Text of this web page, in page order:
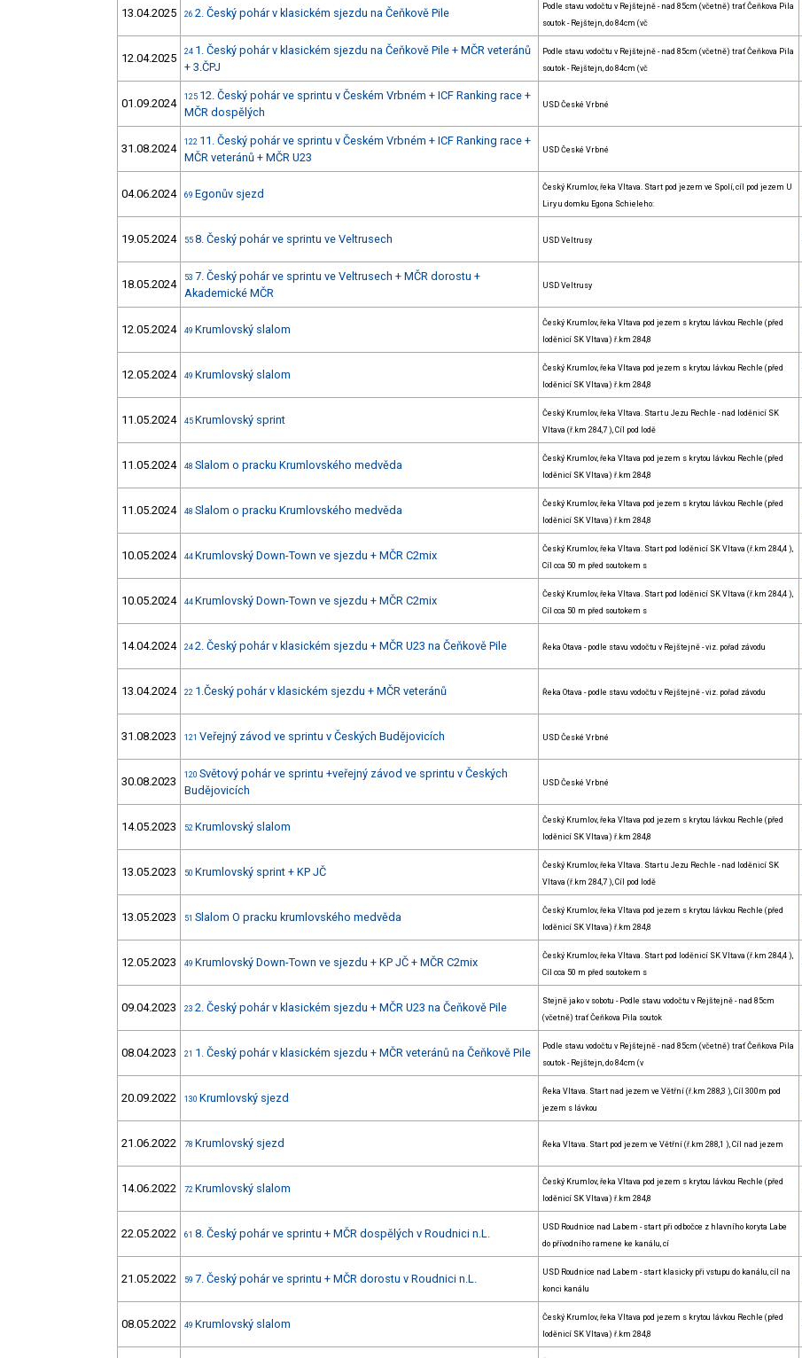
13.04.2025 26 2. Český pohár v klasickém sjezdu na Čeňkově Pile
Podle stavu vodočtu v Rejštejně - nad 85cm (včetně) trať Čeňkova Pila
soutok - Rejštejn, do 84cm (vč
12.04.2025 24 1. Český pohár v klasickém sjezdu na Čeňkově Pile + MČR veteránů
+ 3.ČPJ
Podle stavu vodočtu v Rejštejně - nad 85cm (včetně) trať Čeňkova Pila
soutok - Rejštejn, do 84cm (vč
01.09.2024 125 12. Český pohár ve sprintu v Českém Vrbném + ICF Ranking race +
MČR dospělých
USD České Vrbné
31.08.2024 122 11. Český pohár ve sprintu v Českém Vrbném + ICF Ranking race +
MČR veteránů + MČR U23
USD České Vrbné
04.06.2024 69 Egonův sjezd
Český Krumlov, řeka Vltava. Start pod jezem ve Spolí, cíl pod jezem U
Liry u domku Egona Schieleho:
19.05.2024 55 8. Český pohár ve sprintu ve Veltrusech USD Veltrusy
18.05.2024 53 7. Český pohár ve sprintu ve Veltrusech + MČR dorostu +
Akademické MČR
USD Veltrusy
12.05.2024 49 Krumlovský slalom
Český Krumlov, řeka Vltava pod jezem s krytou lávkou Rechle (před
loděnicí SK Vltava) ř.km 284,8
12.05.2024 49 Krumlovský slalom
Český Krumlov, řeka Vltava pod jezem s krytou lávkou Rechle (před
loděnicí SK Vltava) ř.km 284,8
11.05.2024 45 Krumlovský sprint
Český Krumlov, řeka Vltava. Start u Jezu Rechle - nad loděnicí SK
Vltava (ř.km 284,7 ), Cíl pod lodě
11.05.2024 48 Slalom o pracku Krumlovského medvěda
Český Krumlov, řeka Vltava pod jezem s krytou lávkou Rechle (před
loděnicí SK Vltava) ř.km 284,8
11.05.2024 48 Slalom o pracku Krumlovského medvěda
Český Krumlov, řeka Vltava pod jezem s krytou lávkou Rechle (před
loděnicí SK Vltava) ř.km 284,8
10.05.2024 44 Krumlovský Down-Town ve sjezdu + MČR C2mix
Český Krumlov, řeka Vltava. Start pod loděnicí SK Vltava (ř.km 284,4 ),
Cíl cca 50 m před soutokem s
10.05.2024 44 Krumlovský Down-Town ve sjezdu + MČR C2mix
Český Krumlov, řeka Vltava. Start pod loděnicí SK Vltava (ř.km 284,4 ),
Cíl cca 50 m před soutokem s
14.04.2024 24 2. Český pohár v klasickém sjezdu + MČR U23 na Čeňkově Pile Řeka Otava - podle stavu vodočtu v Rejštejně - viz. pořad závodu
13.04.2024 22 1.Český pohár v klasickém sjezdu + MČR veteránů Řeka Otava - podle stavu vodočtu v Rejštejně - viz. pořad závodu
31.08.2023 121 Veřejný závod ve sprintu v Českých Budějovicích USD České Vrbné
30.08.2023 120 Světový pohár ve sprintu +veřejný závod ve sprintu v Českých
Budějovicích
USD České Vrbné
14.05.2023 52 Krumlovský slalom
Český Krumlov, řeka Vltava pod jezem s krytou lávkou Rechle (před
loděnicí SK Vltava) ř.km 284,8
13.05.2023 50 Krumlovský sprint + KP JČ
Český Krumlov, řeka Vltava. Start u Jezu Rechle - nad loděnicí SK
Vltava (ř.km 284,7 ), Cíl pod lodě
13.05.2023 51 Slalom O pracku krumlovského medvěda
Český Krumlov, řeka Vltava pod jezem s krytou lávkou Rechle (před
loděnicí SK Vltava) ř.km 284,8
12.05.2023 49 Krumlovský Down-Town ve sjezdu + KP JČ + MČR C2mix
Český Krumlov, řeka Vltava. Start pod loděnicí SK Vltava (ř.km 284,4 ),
Cíl cca 50 m před soutokem s
09.04.2023 23 2. Český pohár v klasickém sjezdu + MČR U23 na Čeňkově Pile
Stejně jako v sobotu - Podle stavu vodočtu v Rejštejně - nad 85cm
(včetně) trať Čeňkova Pila soutok
08.04.2023 21 1. Český pohár v klasickém sjezdu + MČR veteránů na Čeňkově Pile
Podle stavu vodočtu v Rejštejně - nad 85cm (včetně) trať Čeňkova Pila
soutok - Rejštejn, do 84cm (v
20.09.2022 130 Krumlovský sjezd
Řeka Vltava. Start nad jezem ve Větřní (ř.km 288,3 ), Cíl 300m pod
jezem s lávkou
21.06.2022 78 Krumlovský sjezd Řeka Vltava. Start pod jezem ve Větřní (ř.km 288,1 ), Cíl nad jezem
14.06.2022 72 Krumlovský slalom
Český Krumlov, řeka Vltava pod jezem s krytou lávkou Rechle (před
loděnicí SK Vltava) ř.km 284,8
22.05.2022 61 8. Český pohár ve sprintu + MČR dospělých v Roudnici n.L.
USD Roudnice nad Labem - start při odbočce z hlavního koryta Labe
do přívodního ramene ke kanálu, cí
21.05.2022 59 7. Český pohár ve sprintu + MČR dorostu v Roudnici n.L.
USD Roudnice nad Labem - start klasicky při vstupu do kanálu, cíl na
konci kanálu
08.05.2022 49 Krumlovský slalom
Český Krumlov, řeka Vltava pod jezem s krytou lávkou Rechle (před
loděnicí SK Vltava) ř.km 284,8